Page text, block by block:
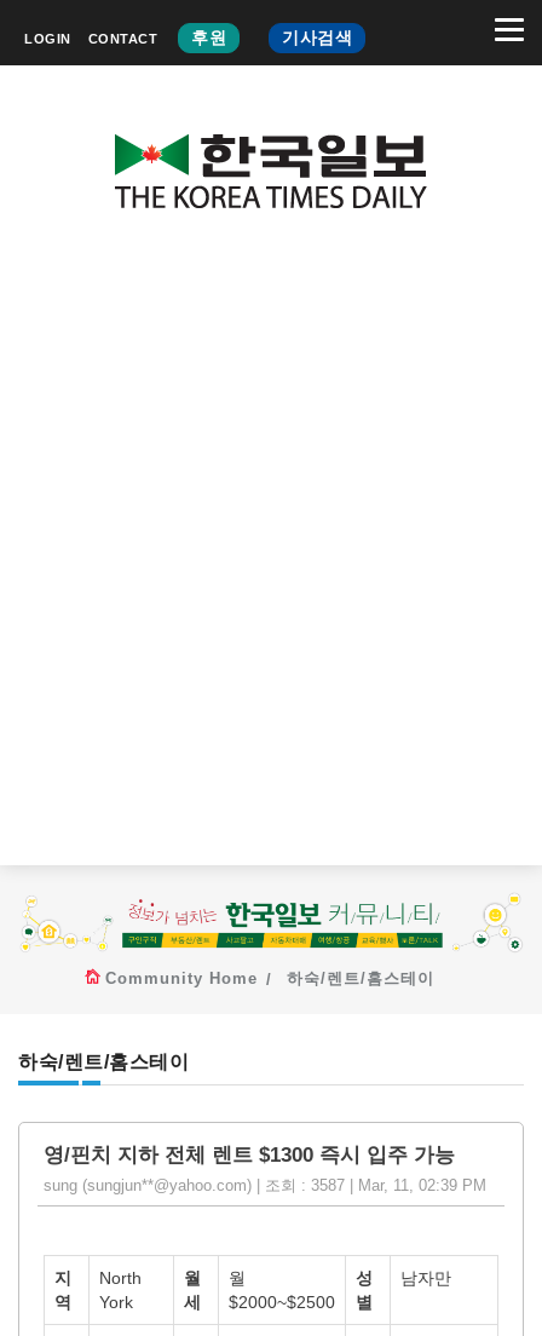
LOGIN CONTACT 후원 기사검색
Community Home 하숙/렌트/홈스테이
하숙/렌트/홈스테이
영/핀치 지하 전체 렌트 $1300 즉시 입주 가능
sung (sungjun**@yahoo.com) | 조회 : 3587 | Mar, 11, 02:39 PM
지
역
North
York
월
세
월
$2000~$2500
성
별
남자만